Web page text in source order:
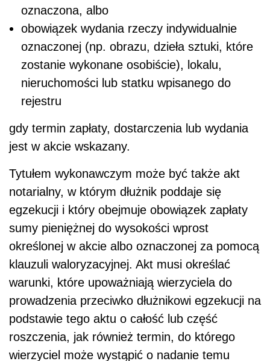
oznaczona, albo
obowiązek wydania rzeczy indywidualnie
oznaczonej (np. obrazu, dzieła sztuki, które
zostanie wykonane osobiście), lokalu,
nieruchomości lub statku wpisanego do
rejestru
gdy termin zapłaty, dostarczenia lub wydania
jest w akcie wskazany.
Tytułem wykonawczym może być także akt
notarialny, w którym dłużnik poddaje się
egzekucji i który obejmuje obowiązek zapłaty
sumy pieniężnej do wysokości wprost
określonej w akcie albo oznaczonej za pomocą
klauzuli waloryzacyjnej. Akt musi określać
warunki, które upoważniają wierzyciela do
prowadzenia przeciwko dłużnikowi egzekucji na
podstawie tego aktu o całość lub część
roszczenia, jak również termin, do którego
wierzyciel może wystąpić o nadanie temu